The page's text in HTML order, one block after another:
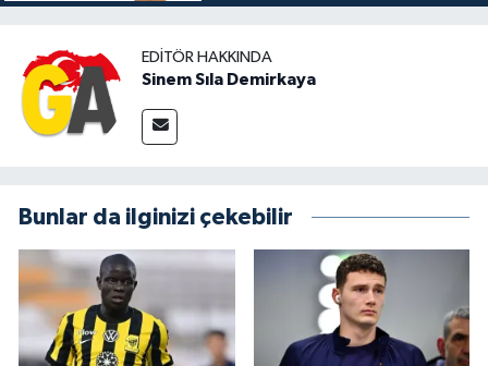
EDITÖR HAKKINDA
Sinem Sıla Demirkaya
Bunlar da ilginizi çekebilir